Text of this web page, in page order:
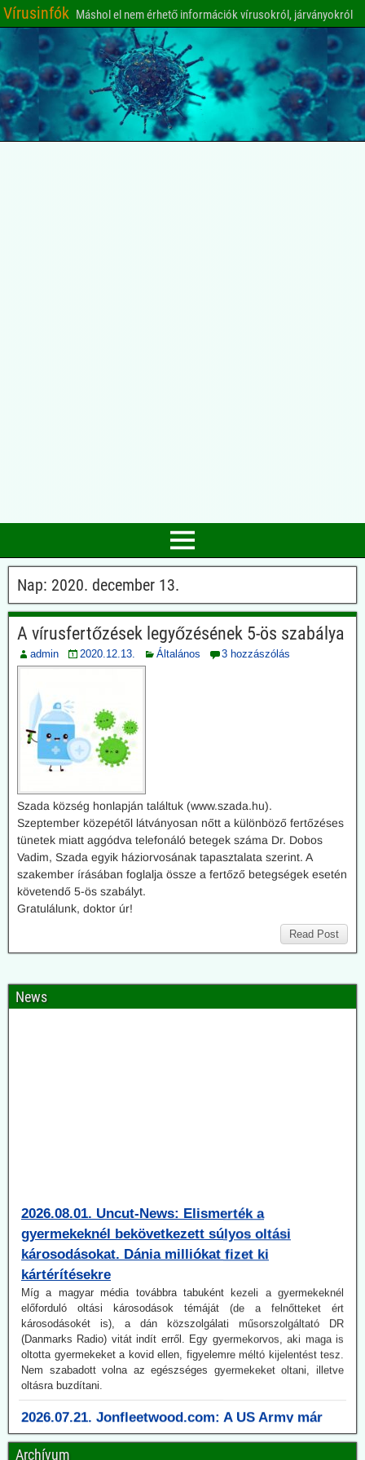
Vírusinfók Máshol el nem érhető információk vírusokról, járványokról
Nap: 2020. december 13.
A vírusfertőzések legyőzésének 5-ös szabálya
admin 2020.12.13. Általános 3 hozzászólás
Szada község honlapján találtuk (www.szada.hu).
Szeptember közepétől látványosan nőtt a különböző fertőzéses
tünetek miatt aggódva telefonáló betegek száma Dr. Dobos
Vadim, Szada egyik háziorvosának tapasztalata szerint. A
szakember írásában foglalja össze a fertőző betegségek esetén
követendő 5-ös szabályt.
Gratulálunk, doktor úr!
Read Post
News
gyermekeknél bekövetkezett súlyos oltási
károsodásokat. Dánia milliókat fizet ki
kártérítésekre
Míg a magyar média továbbra tabuként kezeli a gyermekeknél
károsodásokét is), a dán közszolgálati műsorszolgáltató DR
(Danmarks Radio) vitát indít erről. Egy gyermekorvos, aki maga is
oltotta gyermekeket a kovid ellen, figyelemre méltó kijelentést tesz.
Nem szabadott volna az egészséges gyermekeket oltani, illetve
oltásra buzdítani.
2026.07.21. Jonfleetwood.com: A US Army már
2010-ben pandémiaképes koronavírusok után
kutatott.
A Védelmi Fejlett Kutatási Projektek Ügynöksége (DARPA) 2010-
Archívum